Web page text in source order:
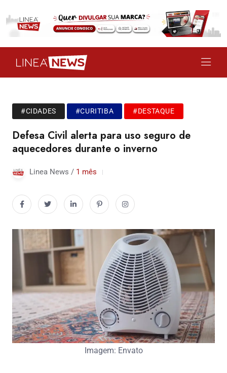
#CIDADES #CURITIBA #DESTAQUE
Defesa Civil alerta para uso seguro de
aquecedores durante o inverno
Linea News / 1 mês
Imagem: Envato